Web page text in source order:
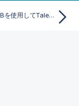
Talend ESBを使用してTalend Administration Centerコンテナーにサービスをデプロイする